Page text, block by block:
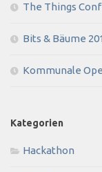
The Things
Bits & Bäume
Kommunale
Kategorien
Hackathon